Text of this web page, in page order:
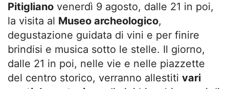
Pitigliano venerdì 9 agosto, dalle 21 in poi,
la visita al Museo archeologico,
degustazione guidata di vini e per finire
brindisi e musica sotto le stelle. Il giorno,
dalle 21 in poi, nelle vie e nelle piazzette
del centro storico, verranno allestiti vari